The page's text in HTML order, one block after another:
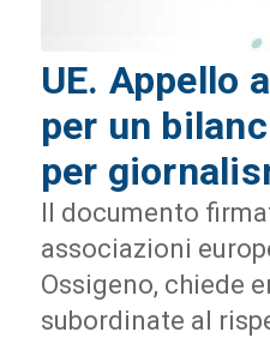
UE. Appello
per un
per
Il documento
associazioni
Ossigeno, chiede
subordinate al